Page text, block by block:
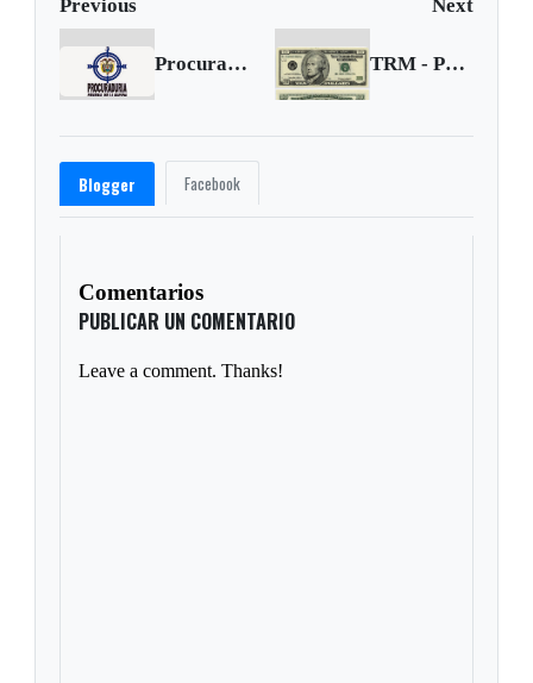
Previous Next
Procuraduría sentenció con 13 años de inhabilidad a exgobernador de Casanare TRM - Precio del dólar para el 14 de junio de 2017
Blogger Facebook
Comentarios
PUBLICAR UN COMENTARIO
Leave a comment. Thanks!